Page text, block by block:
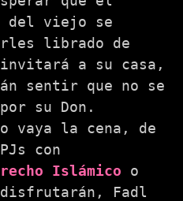
del viejo se
librado de
a su casa,
sentir que no se
su Don.
vaya la cena, de
con
Islámico o
disfrutarán, Fadl